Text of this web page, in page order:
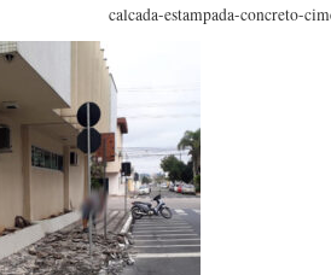
calcada-estampada-concreto-